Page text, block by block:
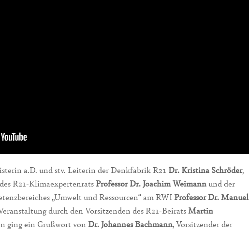
a.D. und stv. Leiterin der Denkfabrik R21 Dr. Kristina Schröder,
R21-Klimaexpertenrats Professor Dr. Joachim Weimann und der
„Umwelt und Ressourcen“ am RWI Professor Dr. Manuel
durch den Vorsitzenden des R21-BeiratsMartin
ging ein Grußwort von Dr. Johannes Bachmann, Vorsitzender der